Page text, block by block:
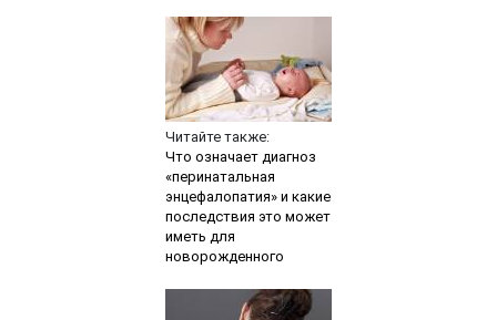
Читайте также:
Что означает диагноз
«перинатальная
энцефалопатия» и какие
последствия это может
иметь для
новорожденного